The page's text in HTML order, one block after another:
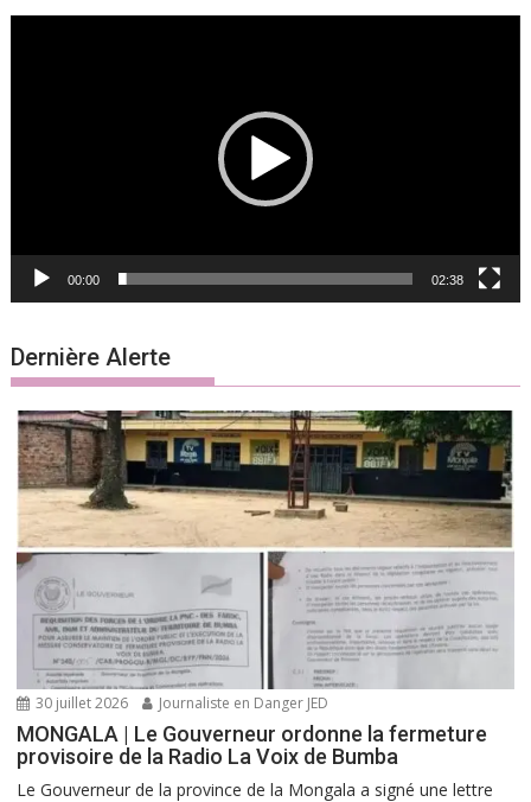
00:00 02:38
Dernière Alerte
30 juillet 2026 Journaliste en Danger JED
MONGALA | Le Gouverneur ordonne la fermeture
provisoire de la Radio La Voix de Bumba
Le Gouverneur de la province de la Mongala a signé une lettre